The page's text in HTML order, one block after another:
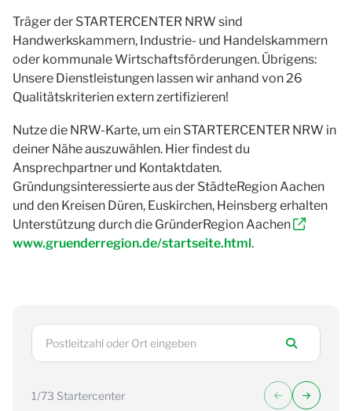
Träger der STARTERCENTER NRW sind
Handwerkskammern, Industrie- und Handelskammern
oder kommunale Wirtschaftsförderungen. Übrigens:
Unsere Dienstleistungen lassen wir anhand von 26
Qualitätskriterien extern zertifizieren!
Nutze die NRW-Karte, um ein STARTERCENTER NRW in
deiner Nähe auszuwählen. Hier findest du
Ansprechpartner und Kontaktdaten.
Gründungsinteressierte aus der StädteRegion Aachen
und den Kreisen Düren, Euskirchen, Heinsberg erhalten
Unterstützung durch die GründerRegion Aachen
www.gruenderregion.de/startseite.html.
1 /73 Startercenter